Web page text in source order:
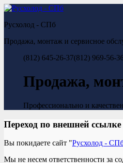
Русхолод - СПб
Продажа, монтаж и сервисное
(812) 645-26-37(812) 969-56-
Продажа,
Профессионально и
Переход по внешней ссылке
Вы покидаете сайт "Русхолод -
Мы не несем ответственности за